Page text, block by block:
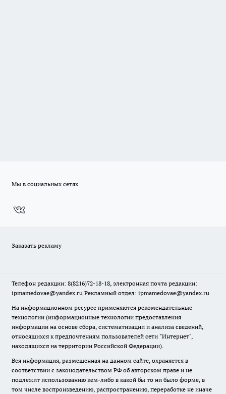
Мы в социальных сетях
Заказать рекламу
Телефон редакции: 8(8216)72-18-18, электронная почта редакции:
ipmamedovae@yandex.ru Рекламный отдел: ipmamedovae@yandex.ru
На информационном ресурсе применяются рекомендательные
технологии (информационные технологии предоставления
информации на основе сбора, систематизации и анализа сведений,
относящихся к предпочтениям пользователей сети "Интернет",
находящихся на территории Российской Федерации).
Вся информация, размещенная на данном сайте, охраняется в
соответствии с законодательством РФ об авторском праве и не
подлежит использованию кем-либо в какой бы то ни было форме, в
том числе воспроизведению, распространению, переработке не иначе